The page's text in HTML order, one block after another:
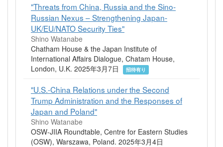
"Threats from China, Russia and the Sino-
Russian Nexus – Strengthening Japan-
UK/EU/NATO Security Ties"
Shino Watanabe
Chatham House & the Japan Institute of
International Affairs Dialogue, Chatam House,
London, U.K. 2025年3月7日
招待有り
"U.S.-China Relations under the Second
Trump Administration and the Responses of
Japan and Poland"
Shino Watanabe
OSW-JIIA Roundtable, Centre for Eastern Studies
(OSW), Warszawa, Poland. 2025年3月4日